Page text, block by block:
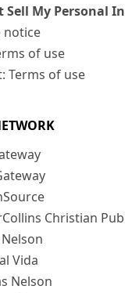
Sell My Personal
notice
of use
Terms of use
Christian
Vida
Nelson